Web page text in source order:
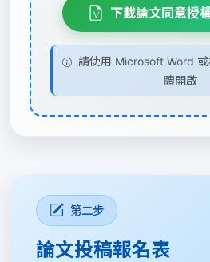
下載論文同意授
請使用 Microsoft Word
體開啟
第二步
論文投稿報名表